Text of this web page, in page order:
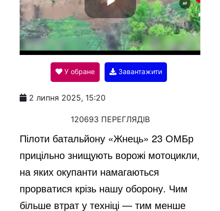
P
l
a
y
V
i
У обране Завантажити
2 липня 2025, 15:20
120693 ПЕРЕГЛЯДІВ
Пілоти батальйону «Жнець» 23 ОМБр
прицільно знищують ворожі мотоцикли,
на яких окупанти намагаються
прорватися крізь нашу оборону. Чим
більше втрат у техніці — тим менше